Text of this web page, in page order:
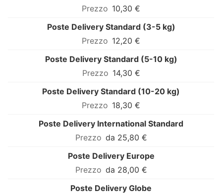
10,30 €
Poste Delivery Standard (3-5 kg)
12,20 €
Poste Delivery Standard (5-10 kg)
14,30 €
Poste Delivery Standard (10-20 kg)
18,30 €
Poste Delivery International Standard
da 25,80 €
Poste Delivery Europe
da 28,00 €
Poste Delivery Globe